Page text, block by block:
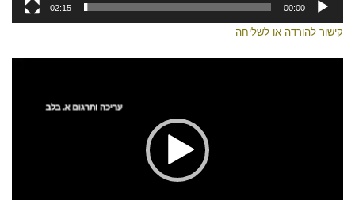
00:00
02:15
קישור להורדה או לשליחה